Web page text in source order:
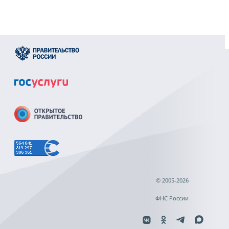
© 2005-2026
ФНС России